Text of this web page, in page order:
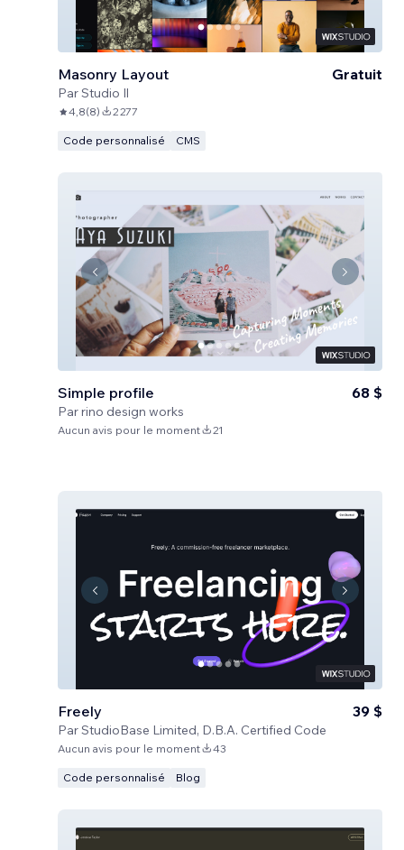
Masonry Layout
ParStudio Il
Gratuit
4,8(8) 2 277
Code personnalisé CMS
Simple profile
Parrino design works
68 $
Aucun avis pour le moment 21
Freely
ParStudioBase Limited, D.B.A. Certified Code
39 $
Aucun avis pour le moment 43
Code personnalisé Blog